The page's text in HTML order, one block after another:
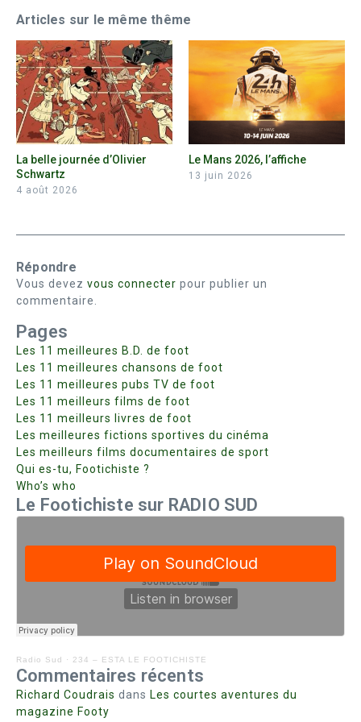
Articles sur le même thême
La belle journée d’Olivier
Schwartz
4 août 2026
Le Mans 2026, l’affiche
13 juin 2026
Répondre
Vous devez vous connecter pour publier un
commentaire.
Pages
Les 11 meilleures B.D. de foot
Les 11 meilleures chansons de foot
Les 11 meilleures pubs TV de foot
Les 11 meilleurs films de foot
Les 11 meilleurs livres de foot
Les meilleures fictions sportives du cinéma
Les meilleurs films documentaires de sport
Qui es-tu, Footichiste ?
Who’s who
Le Footichiste sur RADIO SUD
Radio Sud · 234 – ESTA LE FOOTICHISTE
Commentaires récents
Richard Coudrais dans Les courtes aventures du
magazine Footy